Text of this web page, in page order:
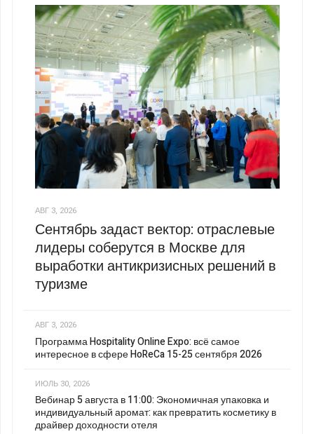
АВГ 3, 2026
Сентябрь задаст вектор: отраслевые
лидеры соберутся в Москве для
выработки антикризисных решений в
туризме
АВГ 3, 2026
Программа Hospitality Online Expo: всё самое
интересное в сфере HoReCa 15-25 сентября 2026
ИЮЛЬ 30, 2026
Вебинар 5 августа в 11:00: Экономичная упаковка и
индивидуальный аромат: как превратить косметику в
драйвер доходности отеля